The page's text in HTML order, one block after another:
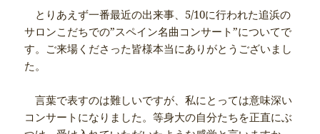
とりあえず一番最近の出来事、5/10に行われた追浜の
サロンこだちでの”スペイン名曲コンサート”についてで
す。ご来場くださった皆様本当にありがとうございまし
た。
言葉で表すのは難しいですが、私にとっては意味深い
コンサートになりました。等身大の自分たちを正直にぶ